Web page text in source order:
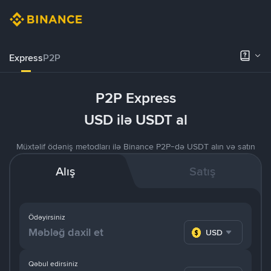
ExpressP2P
P2P Express
USD ilə USDT al
Müxtəlif ödəniş metodları ilə Binance P2P-də USDT alın və satın
Alış Satış
Ödəyirsiniz
USD
Qəbul edirsiniz